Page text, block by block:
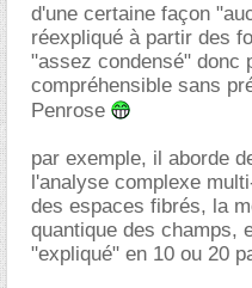
d'une certaine façon
réexpliqué à partir des
"assez condensé" donc
compréhensible sans
Penrose
par exemple, il aborde
l'analyse complexe
des espaces fibrés, la
quantique des champs,
"expliqué" en 10 ou 20